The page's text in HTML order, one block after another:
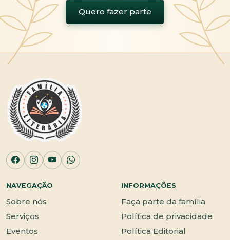
Quero fazer parte
NAVEGAÇÃO
Sobre nós
Serviços
Eventos
INFORMAÇÕES
Faça parte da família
Política de privacidade
Política Editorial